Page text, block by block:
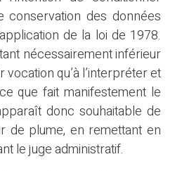
conservation des données
de la loi de 1978.
nécessairement inférieur
vocation qu’à l’interpréter et
que fait manifestement le
donc souhaitable de
de plume, en remettant en
le juge administratif.